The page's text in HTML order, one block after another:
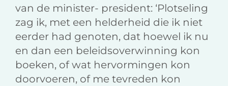
van de minister- president: ‘Plotseling
zag ik, met een helderheid die ik niet
eerder had genoten, dat hoewel ik nu
en dan een beleidsoverwinning kon
boeken, of wat hervormingen kon
doorvoeren, of me tevreden kon